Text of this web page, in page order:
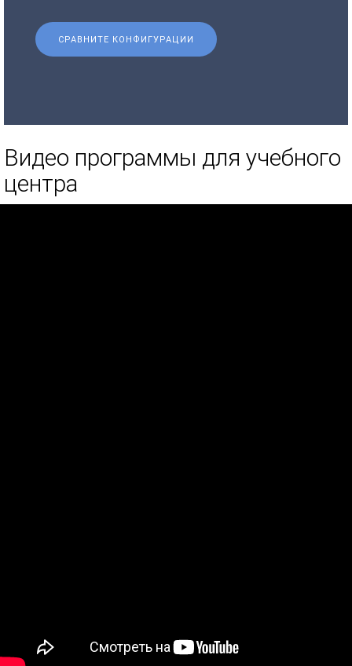
СРАВНИТЕ КОНФИГУРАЦИИ
Видео программы для учебного
центра